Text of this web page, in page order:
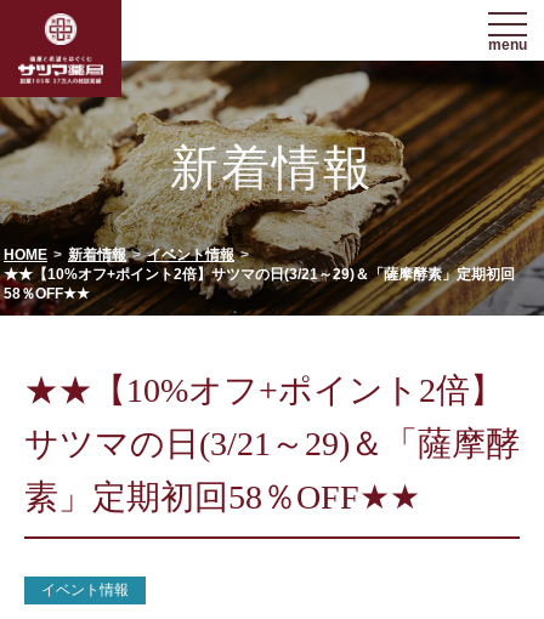
menu
新着情報
HOME 新着情報
イベント情報
★★【10%オフ+ポイント2倍】サツマの日(3/21～29)＆「薩摩酵素」定期初回
58％OFF★★
★★【10%オフ+ポイント2倍】
サツマの日(3/21～29)＆「薩摩酵
素」定期初回58％OFF★★
イベント情報